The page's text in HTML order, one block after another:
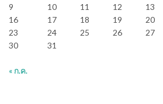
9
10 11 12 13
16
17 18 19 20
23
24 25 26 27
30
31
« ก.ค.